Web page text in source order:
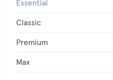
Essential
Classic
Premium
Max